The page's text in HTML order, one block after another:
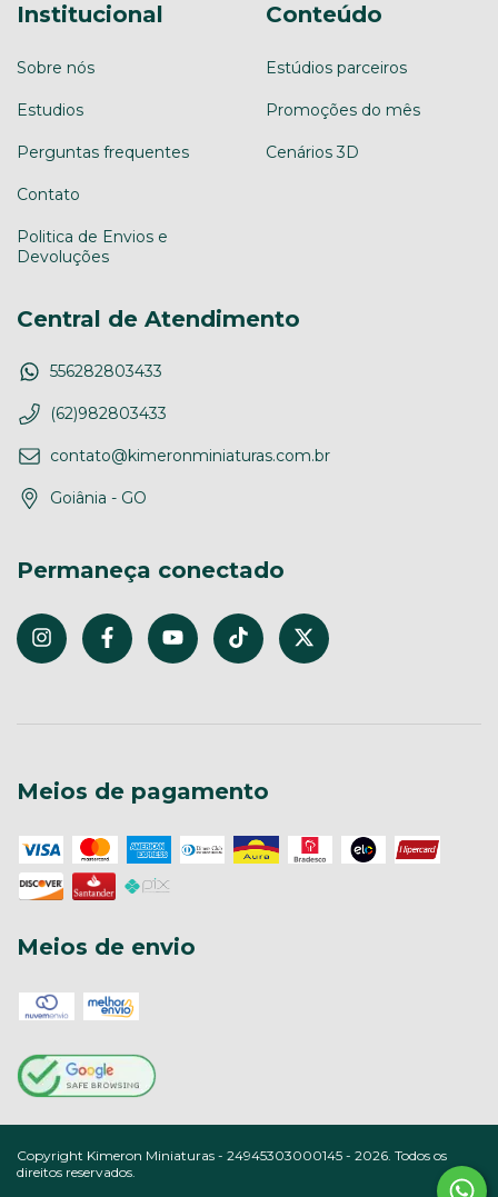
Institucional
Sobre nós
Estudios
Perguntas frequentes
Contato
Politica de Envios e
Devoluções
Conteúdo
Estúdios parceiros
Promoções do mês
Cenários 3D
Central de Atendimento
556282803433
(62)982803433
contato@kimeronminiaturas.com.br
Goiânia - GO
Permaneça conectado
Meios de pagamento
Meios de envio
Copyright Kimeron Miniaturas - 24945303000145 - 2026. Todos os
direitos reservados.